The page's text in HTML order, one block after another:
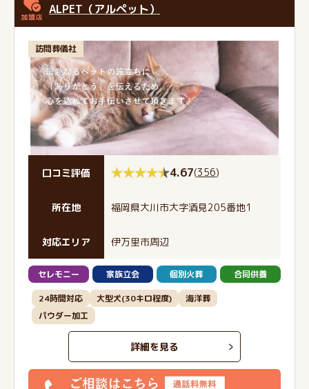
ALPET（アルペット）
訪問葬儀社
口コミ評価 4.67(356)
所在地 福岡県大川市大字酒見205番地1
対応エリア 伊万里市周辺
セレモニー 家族立会 個別火葬 合同供養
24時間対応 大型犬(30キロ程度)
海洋葬
パウダー加工
詳細を見る